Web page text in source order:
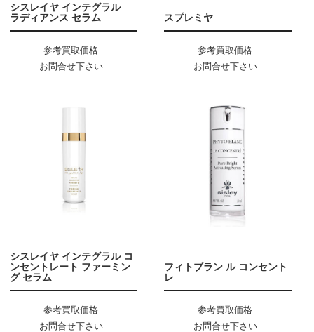
シスレイヤ インテグラル
ラディアンス セラム
参考買取価格
お問合せ下さい
スプレミヤ
参考買取価格
お問合せ下さい
シスレイヤ インテグラル コ
ンセントレート ファーミン
グ セラム
参考買取価格
お問合せ下さい
フィトブラン ル コンセント
レ
参考買取価格
お問合せ下さい